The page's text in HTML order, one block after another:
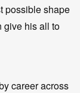
possible shape
his all to
career across